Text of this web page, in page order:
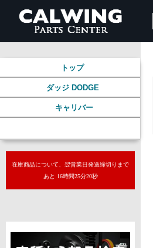
トップ
ダッジ DODGE
キャリバー
在庫商品について、翌営業日発送締切りまで
あと 16時間25分19秒